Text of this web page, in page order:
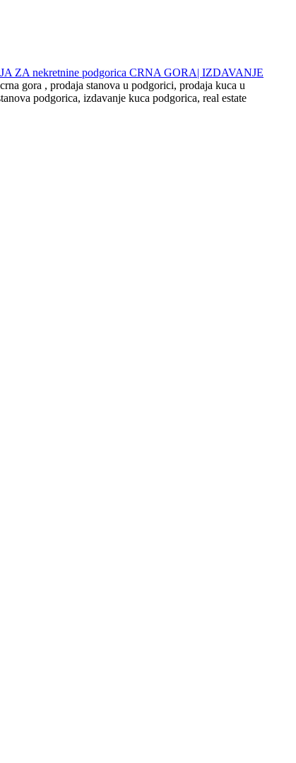
ZA nekretnine podgorica CRNA GORA| IZDAVANJE
gora , prodaja stanova u podgorici, prodaja kuca u
podgorica, izdavanje kuca podgorica, real estate